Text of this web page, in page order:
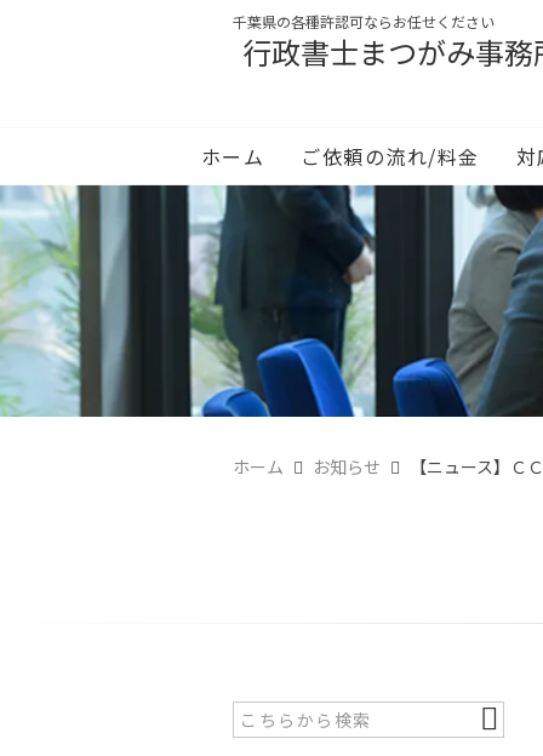
千葉県の各種許認可ならお任せください
行政書士まつがみ事務
ホーム ご依頼の流れ/料金 対
ホーム お知らせ 【ニュース】